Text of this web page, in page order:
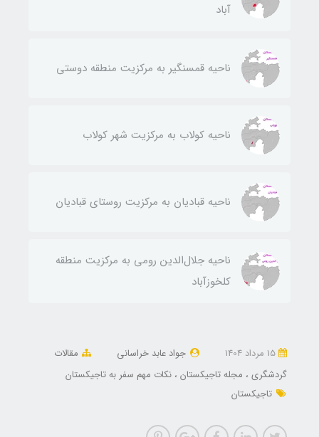
آباد
ناحيه قمسنگير به مركزيت منطقه دوستی
ناحيه كولاب به مركزيت شهر كولاب
ناحيه قباديان به مركزيت روستای قباديان
ناحيه جلال‌الدين رومی به مركزيت منطقه
كلخوزآباد
جواد عابد خراسانی
مقالات
گردشگری
مجله تاجیکستان نکات مهم سفر به تاجیکستان
تاجیکستان